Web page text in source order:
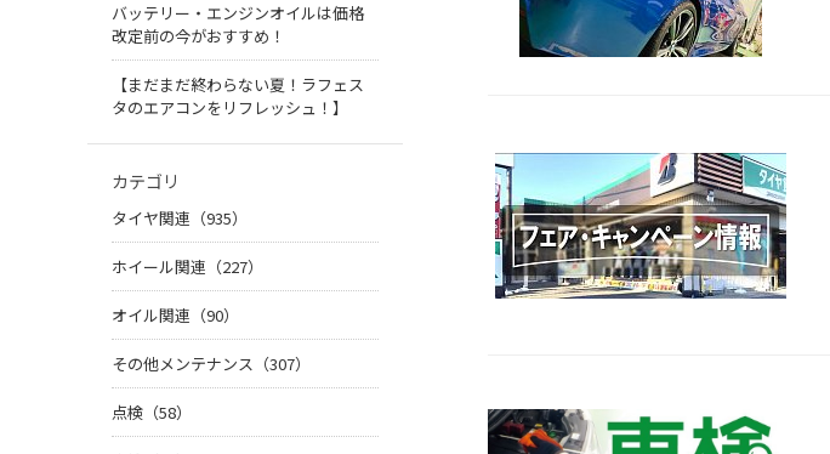
バッテリー・エンジンオイルは価格
改定前の今がおすすめ！
【まだまだ終わらない夏！ラフェス
タのエアコンをリフレッシュ！】
カテゴリ
タイヤ関連（935）
ホイール関連（227）
オイル関連（90）
その他メンテナンス（307）
点検（58）